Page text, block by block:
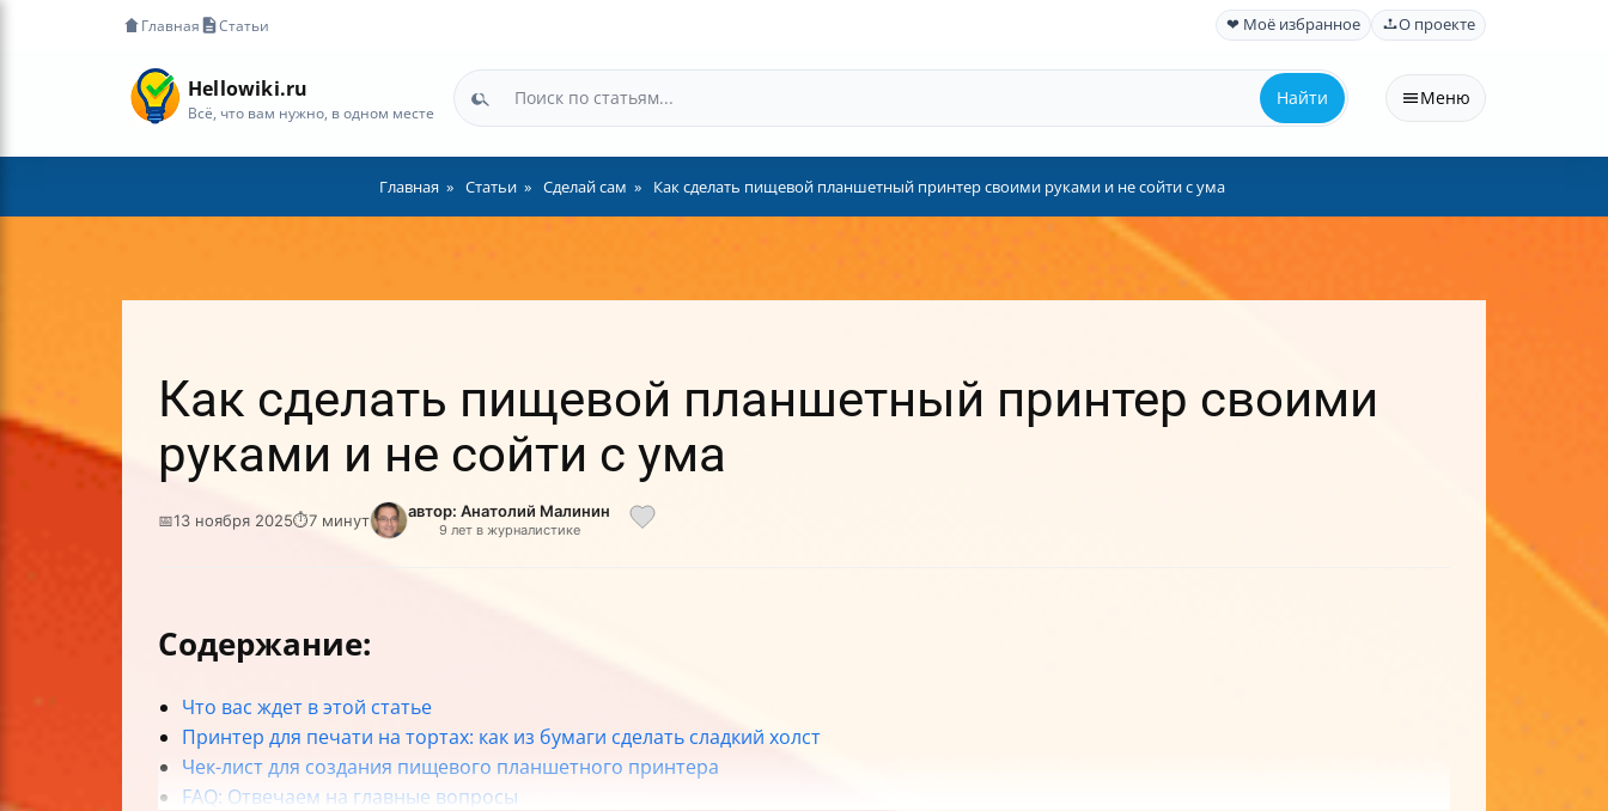
Главная Статьи ❤ Моё избранное О проекте
Hellowiki.ru
Всё, что вам нужно, в одном месте
Найти Меню
Главная Статьи Сделай сам Как сделать пищевой планшетный принтер своими руками и не сойти с ума
Как сделать пищевой планшетный принтер своими
руками и не сойти с ума
📅13 ноября 2025⏱7 минут автор: Анатолий Малинин
9 лет в журналистике
Содержание:
Что вас ждет в этой статье
Принтер для печати на тортах: как из бумаги сделать сладкий холст
Чек-лист для создания пищевого планшетного принтера
FAQ: Отвечаем на главные вопросы